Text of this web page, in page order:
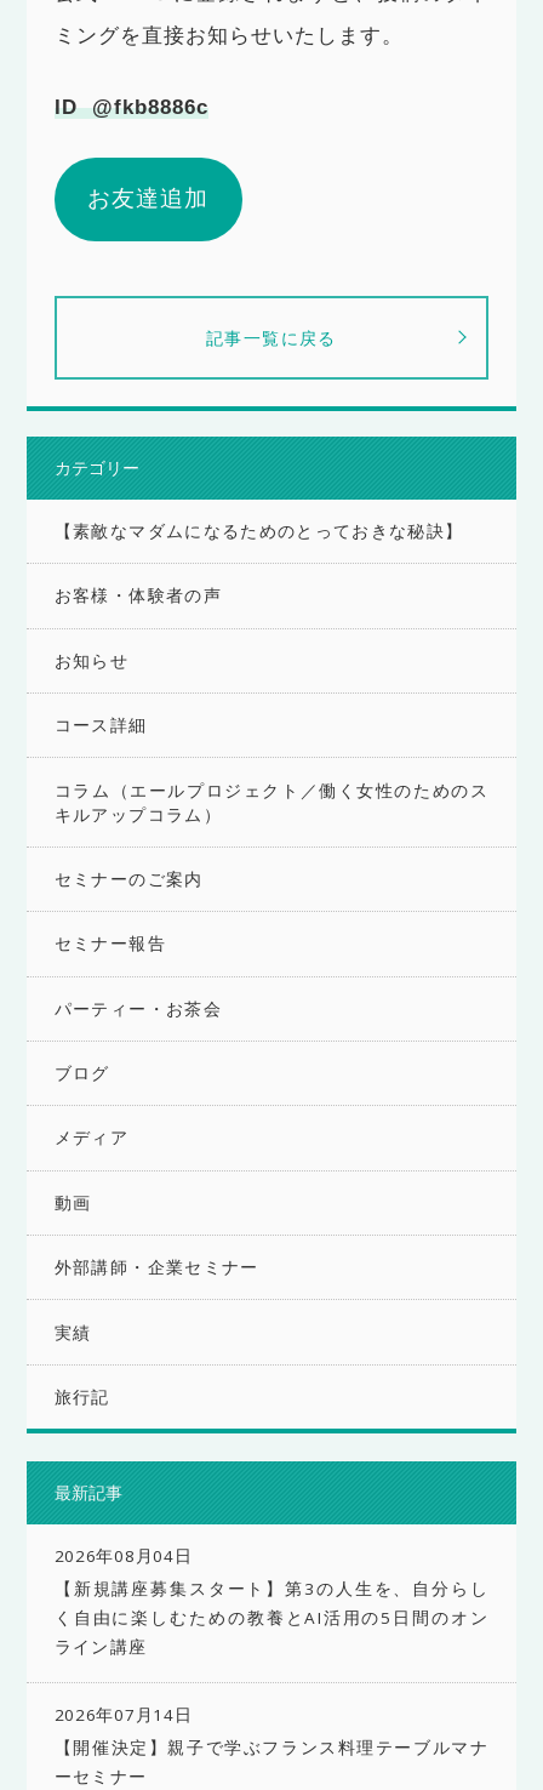
ミングを直接お知らせいたします。
ID @fkb8886c
お友達追加
記事一覧に戻る
カテゴリー
【素敵なマダムになるためのとっておきな秘訣】
お客様・体験者の声
お知らせ
コース詳細
コラム（エールプロジェクト／働く女性のためのス
キルアップコラム）
セミナーのご案内
セミナー報告
パーティー・お茶会
ブログ
メディア
動画
外部講師・企業セミナー
実績
旅行記
最新記事
2026年08月04日
【新規講座募集スタート】第3の人生を、自分らし
く自由に楽しむための教養とAI活用の5日間のオン
ライン講座
2026年07月14日
【開催決定】親子で学ぶフランス料理テーブルマナ
ーセミナー